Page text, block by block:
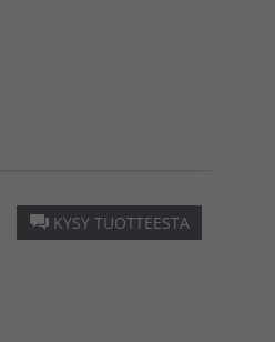
KYSY TUOTTEESTA